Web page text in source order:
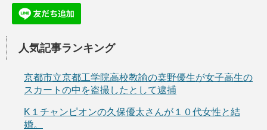
人気記事ランキング
京都市立京都工学院高校教諭の桒野優生が女子高生の
スカートの中を盗撮したとして逮捕
K１チャンピオンの久保優太さんが１０代女性と結
婚。